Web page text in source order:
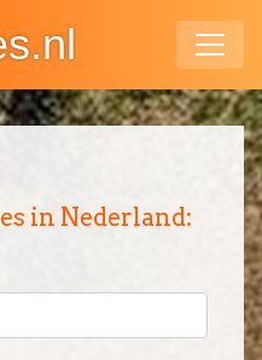
in Nederland: